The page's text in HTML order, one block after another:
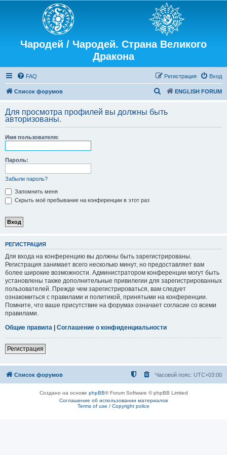
Чародей / Чародей. Страна Великого
Дракона
FAQ Вход
Регистрация
Список форумов ENGLISH FORUM
и
с
Для просмотра профилей вы должны быть
авторизованы.
Имя пользователя:
Пароль:
Забыли пароль?
Запомнить меня
Скрыть моё пребывание на конференции в этот раз
РЕГИСТРАЦИЯ
Для входа на конференцию вы должны быть зарегистрированы.
Регистрация занимает всего несколько минут, но предоставляет вам
более широкие возможности. Администратором конференции могут быть
установлены также дополнительные привилегии для зарегистрированных
пользователей. Прежде чем зарегистрироваться, вам следует
ознакомиться с правилами и политикой, принятыми на конференции.
Помните, что ваше присутствие на форумах означает согласие со всеми
правилами.
Общие правила | Соглашение о конфиденциальности
Регистрация
Список форумов Часовой пояс: UTC+03:00
Создано на основе phpBB® Forum Software © phpBB Limited
Соглашение об использовании материалов
Terms of use / Copyright police